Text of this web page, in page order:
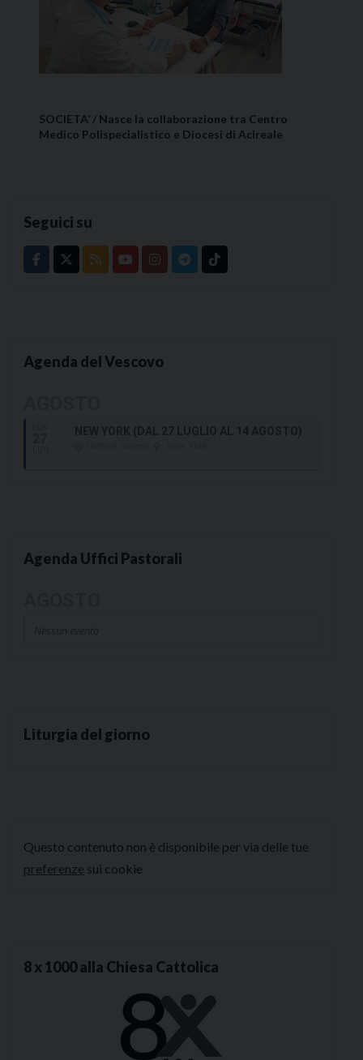
SOCIETA’ / Nasce la collaborazione tra Centro
Medico Polispecialistico e Diocesi di Acireale
Seguici su
Agenda del Vescovo
Agenda Uffici Pastorali
Liturgia del giorno
Questo contenuto non è disponibile per via delle tue
preferenze sui cookie
8 x 1000 alla Chiesa Cattolica